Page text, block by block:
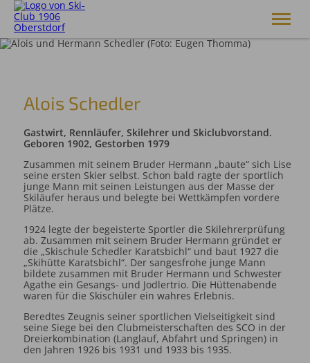
Skiakademie
Langlauf
Breitensport
Service
Shop
Alois Schedler
Gastwirt, Rennläufer, Skilehrer und Skiclubvorstand.
Geboren 1902, Gestorben 1979
Zusammen mit seinem Bruder Hermann „baute“ sich Lise
seine ersten Skier selbst. Schon bald ragte der sportlich
junge Mann mit seinen Leistungen aus der Masse der
Skiläufer heraus und belegte bei Wettkämpfen vordere
Plätze.
1924 legte der begeisterte Sportler die Skilehrerprüfung
ab. Zusammen mit seinem Bruder Hermann gründet er
die „Skischule Schedler Karatsbichl“ und baut 1927 die
„Skihütte Karatsbichl“. Der sangesfrohe junge Mann
bildete zusammen mit Bruder Hermann und Schwester
Agathe ein Gesangs- und Jodlertrio. Die Hüttenabende
waren für die Skischüler ein wahres Erlebnis.
Beredtes Zeugnis seiner sportlichen Vielseitigkeit sind
seine Siege bei den Clubmeisterschaften des SCO in der
Dreierkombination (Langlauf, Abfahrt und Springen) in
den Jahren 1926 bis 1931 und 1933 bis 1935.